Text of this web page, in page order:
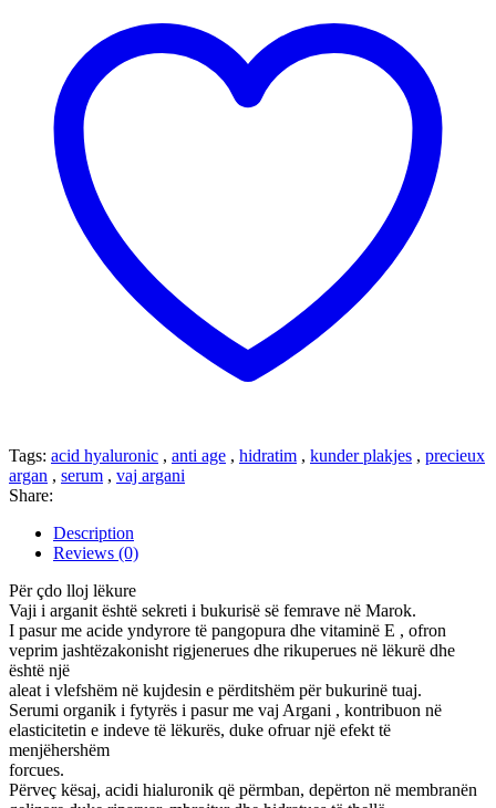
Tags: acid hyaluronic , anti age , hidratim , kunder plakjes , precieux
argan , serum , vaj argani
Share:
Description
Reviews (0)
Për çdo lloj lëkure
Vaji i arganit është sekreti i bukurisë së femrave në Marok.
I pasur me acide yndyrore të pangopura dhe vitaminë E , ofron
veprim jashtëzakonisht rigjenerues dhe rikuperues në lëkurë dhe
është një
aleat i vlefshëm në kujdesin e përditshëm për bukurinë tuaj.
Serumi organik i fytyrës i pasur me vaj Argani , kontribuon në
elasticitetin e indeve të lëkurës, duke ofruar një efekt të
menjëhershëm
forcues.
Përveç kësaj, acidi hialuronik që përmban, depërton në membranën